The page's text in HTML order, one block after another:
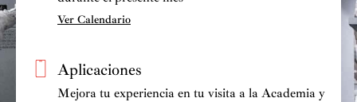
Ver Calendario
Aplicaciones
Mejora tu experiencia en tu visita a la Academia y